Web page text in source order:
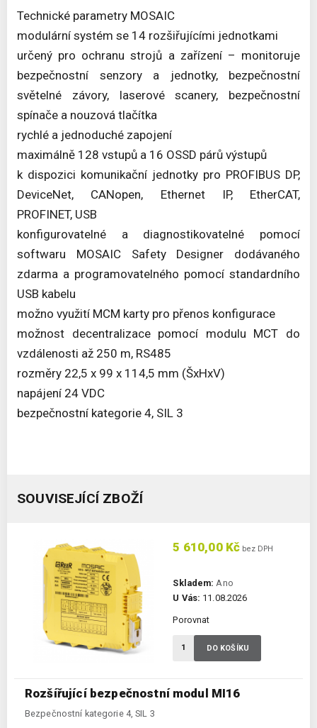
Technické parametry MOSAIC
modulární systém se 14 rozšiřujícími jednotkami
určený pro ochranu strojů a zařízení – monitoruje
bezpečnostní senzory a jednotky, bezpečnostní
světelné závory, laserové scanery, bezpečnostní
spínače a nouzová tlačítka
rychlé a jednoduché zapojení
maximálně 128 vstupů a 16 OSSD párů výstupů
k dispozici komunikační jednotky pro PROFIBUS DP,
DeviceNet, CANopen, Ethernet IP, EtherCAT,
PROFINET, USB
konfigurovatelné a diagnostikovatelné pomocí
softwaru MOSAIC Safety Designer dodávaného
zdarma a programovatelného pomocí standardního
USB kabelu
možno využití MCM karty pro přenos konfigurace
možnost decentralizace pomocí modulu MCT do
vzdálenosti až 250 m, RS485
rozměry 22,5 x 99 x 114,5 mm (ŠxHxV)
napájení 24 VDC
bezpečnostní kategorie 4, SIL 3
SOUVISEJÍCÍ ZBOŽÍ
Rozšířující bezpečnostní modul MI16
Bezpečnostní kategorie 4, SIL 3
5 610,00 Kč bez DPH
Skladem: Ano
U Vás: 11.08.2026
Porovnat
DO KOŠÍKU